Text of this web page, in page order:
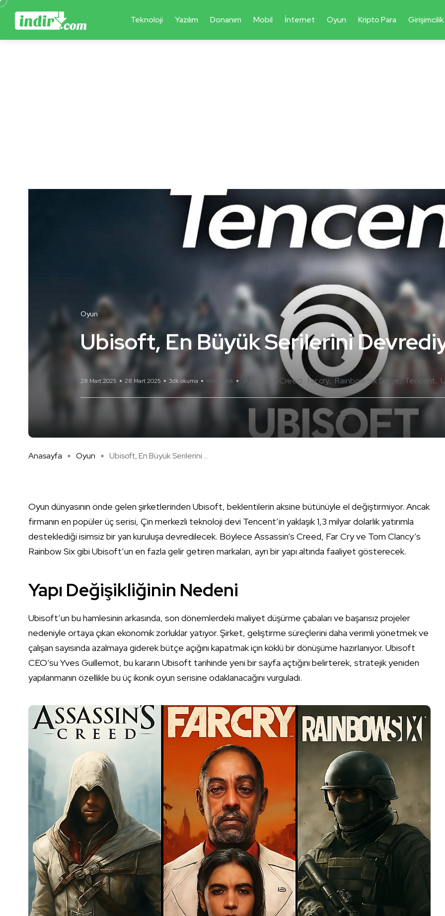
Teknoloji Yazılım Donanım Mobil İnternet Oyun Kripto Para Girişimcilik
Oyun
Ubisoft, En Büyük Serilerini
28 Mart 2025 28 Mart 2025 3dk okuma Yorum Yok Assassin’s Creed far cry Rainbow Six Siege Tencent
Anasayfa Oyun Ubisoft, En Büyük Serilerini ...
Oyun dünyasının önde gelen şirketlerinden Ubisoft, beklentilerin aksine bütünüyle el değiştirmiyor. Ancak
firmanın en popüler üç serisi, Çin merkezli teknoloji devi Tencent’in yaklaşık 1,3 milyar dolarlık yatırımla
desteklediği isimsiz bir yan kuruluşa devredilecek. Böylece Assassin’s Creed, Far Cry ve Tom Clancy’s
Rainbow Six gibi Ubisoft’un en fazla gelir getiren markaları, ayrı bir yapı altında faaliyet gösterecek.
Yapı Değişikliğinin Nedeni
Ubisoft’un bu hamlesinin arkasında, son dönemlerdeki maliyet düşürme çabaları ve başarısız projeler
nedeniyle ortaya çıkan ekonomik zorluklar yatıyor. Şirket, geliştirme süreçlerini daha verimli yönetmek ve
çalışan sayısında azalmaya giderek bütçe açığını kapatmak için köklü bir dönüşüme hazırlanıyor. Ubisoft
CEO’su Yves Guillemot, bu kararın Ubisoft tarihinde yeni bir sayfa açtığını belirterek, stratejik yeniden
yapılanmanın özellikle bu üç ikonik oyun serisine odaklanacağını vurguladı.